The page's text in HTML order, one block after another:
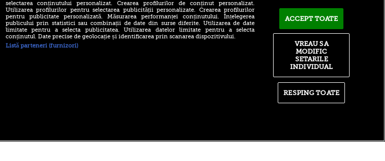
(P) Descoperă Lumea
Evenimentelor din România
cu Transilvania Events!
Emoții intense pentru
Sebastian Stan! Iubita lui,
LIVE TEXT | UTA - Rapid,
azi, de la 21:00, pe Sport.ro.
Începe etapa a patra din
Nuno Campos a confirmat
selectarea conținutului personalizat. Crearea profilurilor de conținut personalizat.
Utilizarea profilurilor pentru selectarea publicității personalizate. Crearea profilurilor
pentru publicitate personalizată. Măsurarea performanței conținutului. Înțelegerea
publicului prin statistici sau combinații de date din surse diferite. Utilizarea de date
limitate pentru a selecta publicitatea. Utilizarea datelor limitate pentru a selecta
conținutul. Date precise de geolocație și identificarea prin scanarea dispozitivului.
Listă parteneri (furnizori)
ACCEPT TOATE
RESPING TOATE
VREAU SA
MODIFIC
SETARILE
INDIVIDUAL